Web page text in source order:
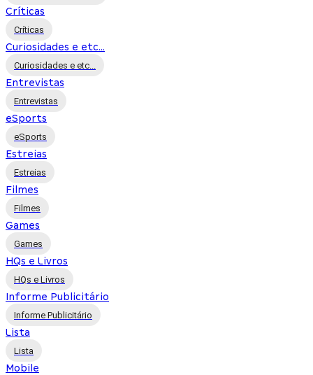
Críticas
Críticas
Curiosidades e etc...
Curiosidades e etc...
Entrevistas
Entrevistas
eSports
eSports
Estreias
Estreias
Filmes
Filmes
Games
Games
HQs e Livros
HQs e Livros
Informe Publicitário
Informe Publicitário
Lista
Lista
Mobile